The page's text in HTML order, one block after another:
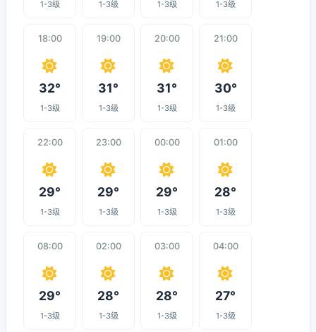
1-3级 1-3级 1-3级 1-3级
18:00
32°
1-3级
19:00
31°
1-3级
20:00
31°
1-3级
21:00
30°
1-3级
22:00
29°
1-3级
23:00
29°
1-3级
00:00
29°
1-3级
01:00
28°
1-3级
08:00
29°
1-3级
02:00
28°
1-3级
03:00
28°
1-3级
04:00
27°
1-3级